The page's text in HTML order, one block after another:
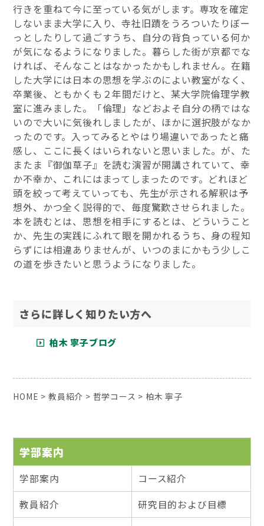
行きを重ねて今に至っている気がします。専攻を確定
しないまま大学に入り、寺社旧蹟をうろついたりぼー
っとしたりして過ごすうち、自分の背負っている何か
が気になるようになりました。暮らした街が京都でな
ければ、そんなことはなかったかもしれません。在籍
した大学には日本の思想を学ぶのによい教室がなく、
卒業後、ともかくも２年間だけと、某大学院倫理学教
室に進みました。「倫理」などおよそ自分の柄ではな
いので大いに気後れしましたが、ほかに選択肢がなか
ったのです。入ってみるとやはり場違いであったと痛
感し、ここに長くはいられないと思いました。が、た
またま『御伽草子』を読む演習が開講されていて、幸
か不幸か、これにはまってしまったのです。どれほど
頭を絞って考えていっても、先生が示される解釈は予
想外、かつ全く説得的で、毎度驚歎させられました。
本を読むとは、思想を相手にするとは、どういうこと
か、先生の実践にふれて眼を開かれるうち、身の程知
らずには相違ありませんが、いつのまにかもう少しこ
の道を歩きたいと思うようになりました。
さらに詳しく知りたい方へ
柏木 寧子ブログ
HOME > 教員紹介 > 哲学コース > 柏木 寧子
学部案内
学部案内
コース紹介
教員紹介
研究目的および目標